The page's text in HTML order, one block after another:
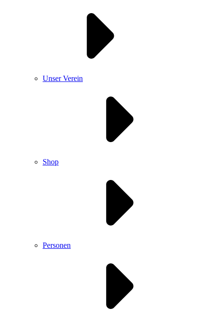
Unser Verein
Shop
Personen